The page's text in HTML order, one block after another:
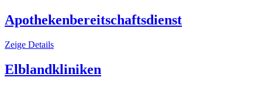
Apothekenbereitschaftsdienst
Zeige Details
Elblandkliniken